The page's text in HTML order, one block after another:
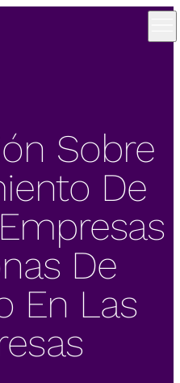
Sobre
De
De
En Las